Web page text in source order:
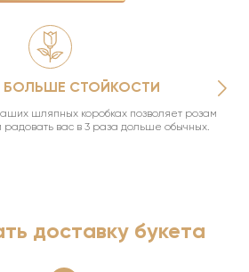
БОЛЬШЕ СТОЙКОСТИ
шляпных коробках позволяет розам
радовать вас в 3 раза дольше обычных.
доставку букета